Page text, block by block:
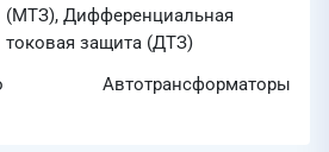
(МТЗ), Дифференциальная
токовая защита (ДТЗ)
Автотрансформаторы